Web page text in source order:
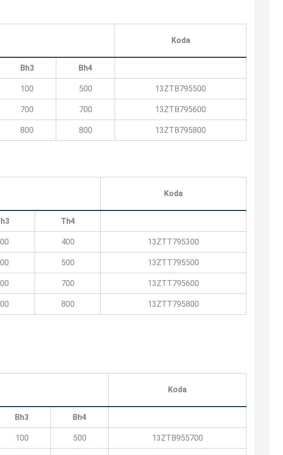
Koda
Bh3 Bh4
100 500 13ZTB795500
700 700 13ZTB795600
800 800 13ZTB795800
Koda
Th4
400 13ZTT795300
500 13ZTT795500
700 13ZTT795600
800 13ZTT795800
Koda
Bh3 Bh4
100 500 13ZTB955700